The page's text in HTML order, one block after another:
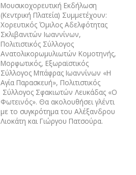
Μουσικοχορευτική Εκδήλωση
(Κεντρική Πλατεία) Συμμετέχουν:
Χορευτικός Όμιλος Αδελφότητας
Σκλιβανιτών Ιωαννίνων,
Πολιτιστικός Σύλλογος
Ανατολικορωμυλιωτών Κομοτηνής,
Μορφωτικός, Εξωραϊστικός
Σύλλογος Μπάφρας Ιωαννίνων «Η
Αγία Παρασκευή», Πολιτιστικός
Σύλλογος Σφακιωτών Λευκάδας «Ο
Φωτεινός». Θα ακολουθήσει γλέντι
με το συγκρότημα του Αλέξανδρου
Λιoκάτη και Γιώργου Πατσούρα.